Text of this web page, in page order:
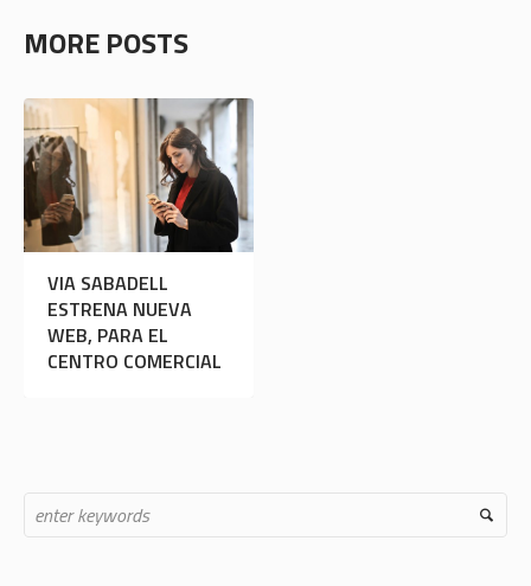
MORE POSTS
VIA SABADELL
ESTRENA NUEVA
WEB, PARA EL
CENTRO COMERCIAL